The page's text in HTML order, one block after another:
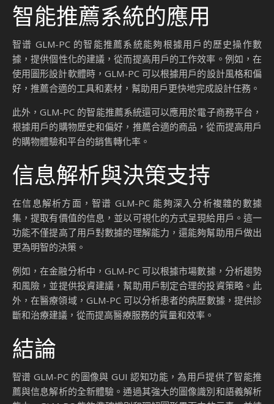
智能推薦系統的應用
智谱 GLM-PC 的智能推薦系統能夠根據用戶的歷史操作數
據，提供個性化的建議，從而提高用戶的工作效率。例如，在
使用圖形設計軟體時，GLM-PC 可以根據用戶的設計風格和偏
好，推薦合適的工具和素材，幫助用戶更快地完成設計任務。
此外，GLM-PC 的智能推薦系統還可以應用於電子商務平台，
根據用戶的購物歷史和偏好，推薦合適的商品，從而提高用戶
的購物體驗和平台的銷售轉化率。
信息解析與決策支持
在信息解析方面，智谱 GLM-PC 能夠深入分析複雜的數據
集，提取有價值的信息，並以可視化的方式呈現給用戶。這一
功能不僅提高了用戶對數據的理解能力，還能夠幫助用戶做出
更為明智的決策。
例如，在金融分析中，GLM-PC 可以根據市場數據，分析趨勢
和風險，並提供投資建議，幫助用戶制定合理的投資策略。此
外，在醫療領域，GLM-PC 可以分析患者的病歷數據，提供診
斷和治療建議，從而提高醫療服務的質量和效率。
結論
智谱 GLM-PC 的圖像與 GUI 認知功能，為用戶提供了智能推
薦與信息解析的全新體驗。通過其強大的圖像識別和語義解析